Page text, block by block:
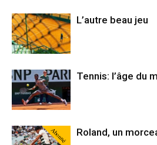
L’autre beau jeu
Tennis: l’âge du
Abonné Roland, un